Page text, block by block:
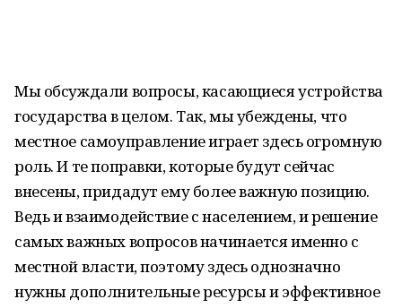
Мы обсуждали вопросы, касающиеся устройства
государства в целом. Так, мы убеждены, что
местное самоуправление играет здесь огромную
роль. И те поправки, которые будут сейчас
внесены, придадут ему более важную позицию.
Ведь и взаимодействие с населением, и решение
самых важных вопросов начинается именно с
местной власти, поэтому здесь однозначно
нужны дополнительные ресурсы и эффективное